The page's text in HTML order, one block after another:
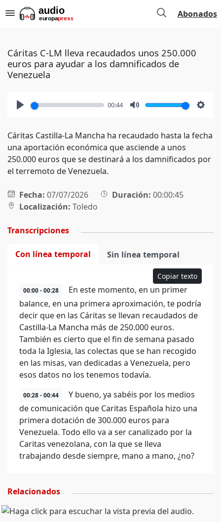
Abonados
Cáritas C-LM lleva recaudados unos 250.000
euros para ayudar a los damnificados de
Venezuela
00:44
Cáritas Castilla-La Mancha ha recaudado hasta la fecha
una aportación económica que asciende a unos
250.000 euros que se destinará a los damnificados por
el terremoto de Venezuela.
Fecha: 07/07/2026 Duración: 00:00:45
Localización: Toledo
Transcripciones
Con línea temporal Sin línea temporal
Copiar texto
00:00 - 00:28
En este momento, en un primer
balance, en una primera aproximación, te podría
decir que en las Cáritas se llevan recaudados de
Castilla-La Mancha más de 250.000 euros.
También es cierto que el fin de semana pasado
toda la Iglesia, las colectas que se han recogido
en las misas, van dedicadas a Venezuela, pero
esos datos no los tenemos todavía.
00:28 - 00:44
Y bueno, ya sabéis por los medios
de comunicación que Caritas Española hizo una
primera dotación de 300.000 euros para
Venezuela. Todo ello va a ser canalizado por la
Caritas venezolana, con la que se lleva
trabajando desde siempre, mano a mano, ¿no?
Relacionados